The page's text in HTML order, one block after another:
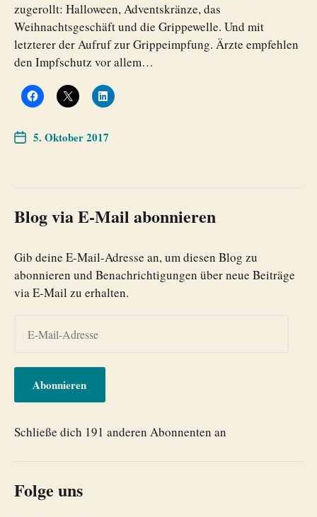
zugerollt: Halloween, Adventskränze, das
Weihnachtsgeschäft und die Grippewelle. Und mit
letzterer der Aufruf zur Grippeimpfung. Ärzte empfehlen
den Impfschutz vor allem…
5. Oktober 2017
Blog via E-Mail abonnieren
Gib deine E-Mail-Adresse an, um diesen Blog zu
abonnieren und Benachrichtigungen über neue Beiträge
via E-Mail zu erhalten.
Abonnieren
Schließe dich 191 anderen Abonnenten an
Folge uns